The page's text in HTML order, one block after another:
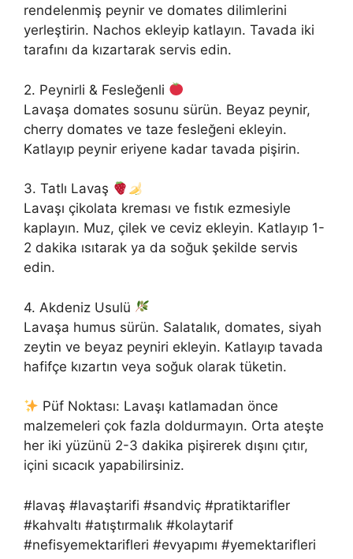
rendelenmiş peynir ve domates dilimlerini
yerleştirin. Nachos ekleyip katlayın. Tavada iki
tarafını da kızartarak servis edin.
2. Peynirli & Fesleğenli
Lavaşa domates sosunu sürün. Beyaz peynir,
cherry domates ve taze fesleğeni ekleyin.
Katlayıp peynir eriyene kadar tavada pişirin.
3. Tatlı Lavaş
Lavaşı çikolata kreması ve fıstık ezmesiyle
kaplayın. Muz, çilek ve ceviz ekleyin. Katlayıp 1-
2 dakika ısıtarak ya da soğuk şekilde servis
edin.
4. Akdeniz Usulü
Lavaşa humus sürün. Salatalık, domates, siyah
zeytin ve beyaz peyniri ekleyin. Katlayıp tavada
hafifçe kızartın veya soğuk olarak tüketin.
Püf Noktası: Lavaşı katlamadan önce
malzemeleri çok fazla doldurmayın. Orta ateşte
her iki yüzünü 2-3 dakika pişirerek dışını çıtır,
içini sıcacık yapabilirsiniz.
#lavaş #lavaştarifi #sandviç #pratiktarifler
#kahvaltı #atıştırmalık #kolaytarif
#nefisyemektarifleri #evyapımı #yemektarifleri